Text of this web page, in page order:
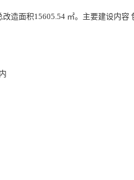
面积15605.54 ㎡。主要建设内容